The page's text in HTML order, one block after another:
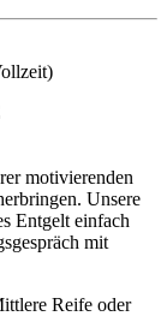
motivierenden
Unsere
Entgelt einfach
mit
Reife oder